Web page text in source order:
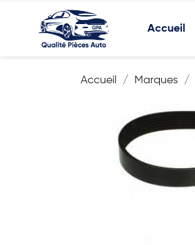
Accueil
Accueil Marques